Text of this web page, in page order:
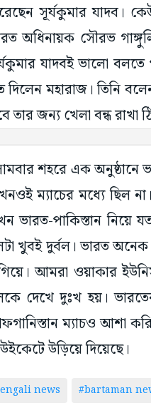
সূর্যকুমার যাদব। কেউ
অধিনায়ক সৌরভ
যাদবই ভালো
দিলেন মহারাজ। তিনি
তার জন্য খেলা বন্ধ রাখা
শহরে এক অনুষ্ঠানে
ম্যাচের মধ্যে ছিল
ভারত-পাকিস্তান নিয়ে
খুবই দুর্বল। ভারত অনেক
আমরা ওয়াকার
দেখে দুঃখ হয়।
ম্যাচও আশা করি
উড়িয়ে দিয়েছে।
news #bartaman